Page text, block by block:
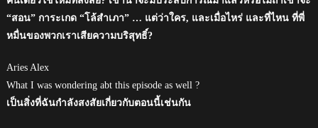
“สอน” การะเกด “โล้สำเภา” … แต่ว่าใคร, และเมื่อไหร่ และที่ไหน ที่พี่
หมื่นของพวกเราเสียความบริสุทธิ์?
Aries Alex
What I was wondering abt this episode as well ?
เป็นสิ่งที่ฉันกำลังสงสัยเกี่ยวกับตอนนี้เช่นกัน